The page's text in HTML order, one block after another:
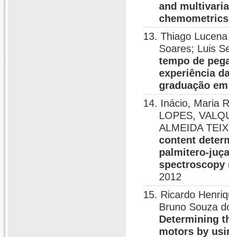
and
13. Thiago
Soares; Luis
tempo de
experiência
graduação
14. Inácio, Maria
LOPES,
ALMEIDA
content
palmitero-
spectroscopy
2012
15. Ricardo
Bruno Souza
Determining
motors by